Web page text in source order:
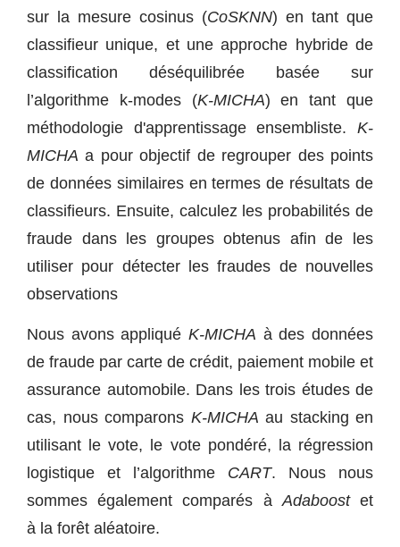
sur la mesure cosinus (CoSKNN) en tant que
classifieur unique, et une approche hybride de
classification déséquilibrée basée sur
l’algorithme k-modes (K-MICHA) en tant que
méthodologie d'apprentissage ensembliste. K-
MICHA a pour objectif de regrouper des points
de données similaires en termes de résultats de
classifieurs. Ensuite, calculez les probabilités de
fraude dans les groupes obtenus afin de les
utiliser pour détecter les fraudes de nouvelles
observations
Nous avons appliqué K-MICHA à des données
de fraude par carte de crédit, paiement mobile et
assurance automobile. Dans les trois études de
cas, nous comparons K-MICHA au stacking en
utilisant le vote, le vote pondéré, la régression
logistique et l’algorithme CART. Nous nous
sommes également comparés à Adaboostet
à la forêt aléatoire.